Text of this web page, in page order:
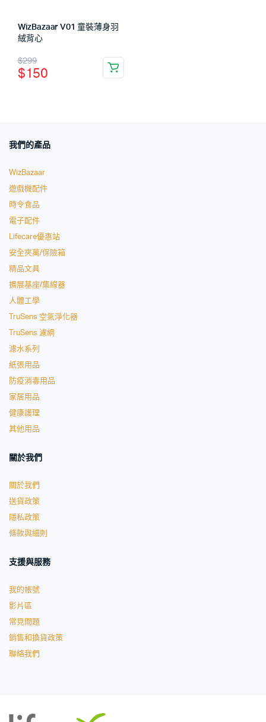
WizBazaar V01 童裝薄身羽
絨背心
$299
$150
我們的產品
WizBazaar
遊戲機配件
時令食品
電子配件
Lifecare優惠站
安全夾萬/保險箱
精品文具
擴展基座/集線器
人體工學
TruSens 空氣淨化器
TruSens 濾網
濾水系列
紙張用品
防疫消毒用品
家居用品
健康護理
其他用品
關於我們
關於我們
送貨政策
隱私政策
條款與細則
支援與服務
我的帳號
影片區
常見問題
銷售和換貨政策
聯絡我們